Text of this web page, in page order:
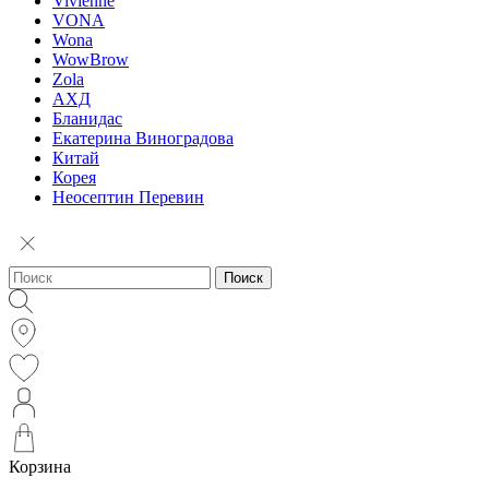
VONA
Wona
WowBrow
Zola
АХД
Бланидас
Екатерина Виноградова
Китай
Корея
Неосептин Перевин
Поиск
Корзина